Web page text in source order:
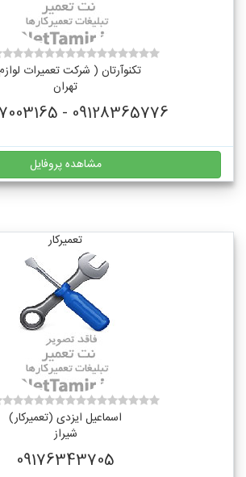
تکنوآرتان ( شرکت تعمیرات لوازم )
تهران
09128365776 - 09367003165
مشاهده پروفایل
تعمیرکار
اسماعیل ایزدی (تعمیرکار)
شیراز
09176343705